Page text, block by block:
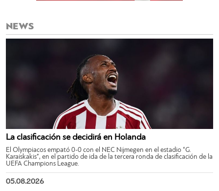
NEWS
La clasificación se decidirá en Holanda
El Olympiacos empató 0-0 con el NEC Nijmegen en el estadio “G.
Karaiskakis”, en el partido de ida de la tercera ronda de clasificación de la
UEFA Champions League.
05.08.2026